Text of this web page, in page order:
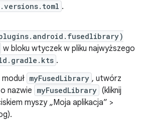
.
w bloku wtyczek w pliku najwyższego
.
myFusedLibrary , utwórz
nazwie myFusedLibrary (kliknij
myszy „Moja aplikacja” >